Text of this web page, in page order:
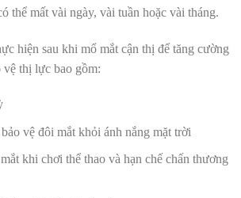
thể mất vài ngày, vài tuần hoặc vài tháng.
hiện sau khi mổ mắt cận thị để tăng cường
vệ thị lực bao gồm:
vệ đôi mắt khỏi ánh nắng mặt trời
khi chơi thể thao và hạn chế chấn thương